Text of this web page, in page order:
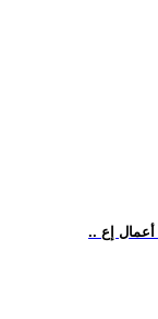
أعمال إع